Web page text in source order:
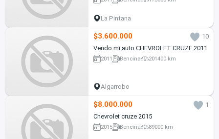
La Pintana
$3.600.000
10
Vendo mi auto CHEVROLET CRUZE 2011
2011 Bencina 201400 km
Algarrobo
$8.000.000
1
Chevrolet cruze 2015
2015 Bencina 89000 km